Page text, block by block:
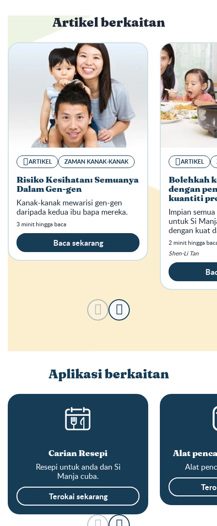
Artikel berkaitan
ARTIKEL ZAMAN KANAK-KANAK
Risiko Kesihatan: Semuanya
Dalam Gen-gen
Kanak-kanak mewarisi gen-gen
daripada kedua ibu bapa mereka.
3 minit hingga baca
Baca sekarang
ARTIKEL
Bolehkah
dengan
kuantiti
Impian
untuk Si
dengan kuat
Shen-Li Tan
2 minit hingga
Aplikasi berkaitan
Carian Resepi
Resepi untuk anda dan Si
Manja cuba.
Terokai sekarang
Alat
Alat